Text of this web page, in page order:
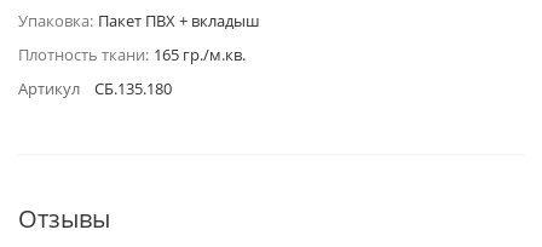
Упаковка: Пакет ПВХ + вкладыш
Плотность ткани: 165 гр./м.кв.
Артикул
СБ.135.180
Отзывы